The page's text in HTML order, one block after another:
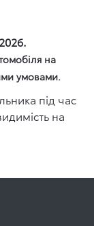
на
умовами.
під час
на